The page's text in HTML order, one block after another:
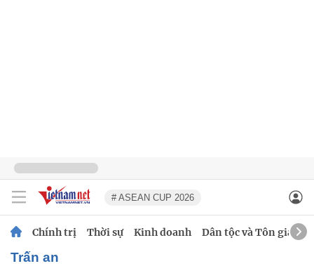
# ASEAN CUP 2026
Chính trị Thời sự Kinh doanh Dân tộc và Tôn giáo
trấn an